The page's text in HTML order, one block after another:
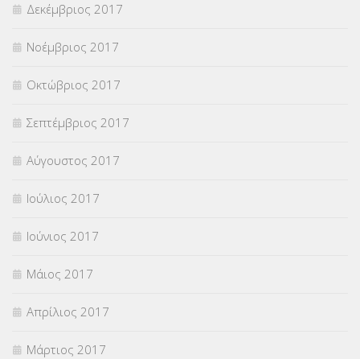
Δεκέμβριος 2017
Νοέμβριος 2017
Οκτώβριος 2017
Σεπτέμβριος 2017
Αύγουστος 2017
Ιούλιος 2017
Ιούνιος 2017
Μάιος 2017
Απρίλιος 2017
Μάρτιος 2017